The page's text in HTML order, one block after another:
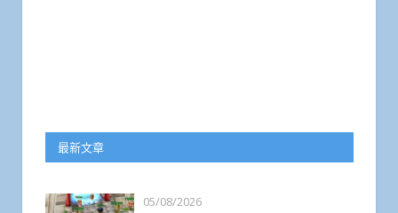
最新文章
05/08/2026